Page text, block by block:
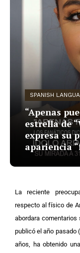
SPANISH
“Apenas
estrella de
expresa su
apariencia
La reciente
respecto al físico de
abordara
publicó el año pasado
años, ha obtenido